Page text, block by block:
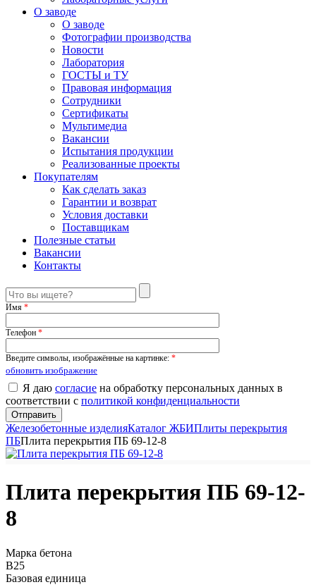
О заводе
О заводе
Фотографии производства
Новости
Лаборатория
ГОСТЫ и ТУ
Правовая информация
Сотрудники
Сертификаты
Мультимедиа
Вакансии
Испытания продукции
Реализованные проекты
Покупателям
Как сделать заказ
Гарантии и возврат
Условия доставки
Поставщикам
Полезные статьи
Вакансии
Контакты
Имя *
Телефон *
Введите символы, изображённые на картинке: *
обновить изображение
Я даю согласие на обработку персональных данных в
соответствии с политикой конфиденциальности
Железобетонные изделияКаталог ЖБИПлиты перекрытия
ПБПлита перекрытия ПБ 69-12-8
Плита перекрытия ПБ 69-12-
8
Марка бетона
B25
Базовая единица